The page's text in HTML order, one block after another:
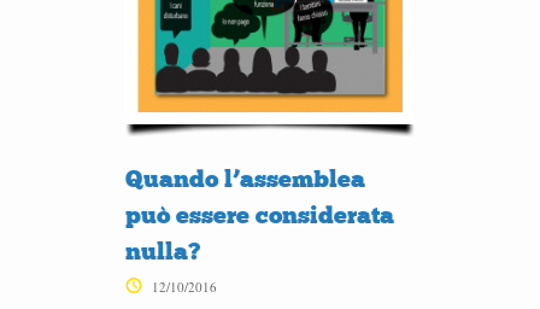
Quando l’assemblea
può essere considerata
nulla?
12/10/2016